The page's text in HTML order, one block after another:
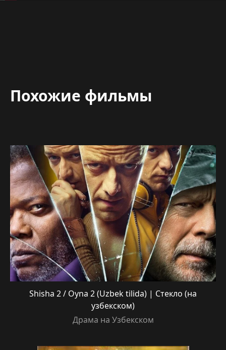
Похожие фильмы
Shisha 2 / Oyna 2 (Uzbek tilida) | Стекло (на
узбекском)
Драма на Узбекском